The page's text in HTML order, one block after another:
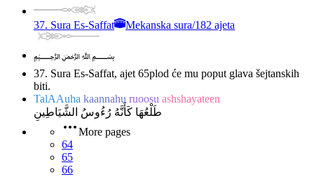
37. Sura Es-Saffat Mekanska sura/182 ajeta
﷽
37. Sura Es-Saffat, ajet 65plod će mu poput glava šejtanskih
biti.
TalAAuha kaannahu ruoosu ashshayateen
طَلْعُهَا كَأَنَّهُ رُءُوسُ الشَّيَاطِينِ
More pages
64
65
66